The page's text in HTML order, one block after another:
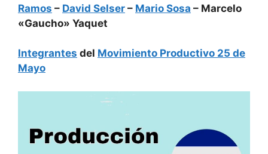
Ramos – David Selser – Mario Sosa – Marcelo
«Gaucho» Yaquet
Integrantes del Movimiento Productivo 25 de
Mayo